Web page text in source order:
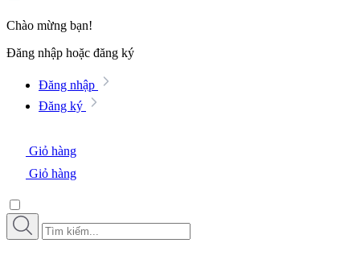
Chào mừng bạn!
Đăng nhập hoặc đăng ký
Đăng nhập
Đăng ký
Giỏ hàng
Giỏ hàng